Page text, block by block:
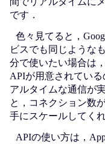
です．
色々見てると，
ビスでも同じような
分で使いたい場合は
APIが用意されてい
アルタイムな通信が
と，コネクション数
手にスケールしてく
APIの使い方は，